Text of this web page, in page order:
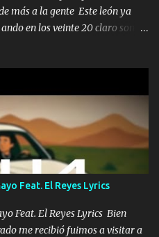
más a la gente Este león ya
en los veinte 20 claro son
dar hasta topar pues no hay de
voy por mi línea no veo a
no se me duerm voy chicoteado
rato que me agarran el colmillo
Al tiro esta la PrimiZa
doy la mano al que su amigo y
me paran aquí hay pa más
topar pues no hay de otra...
Feat. El Reyes Lyrics
Feat. El Reyes Lyrics Bien
me recibió fuimos a visitar a